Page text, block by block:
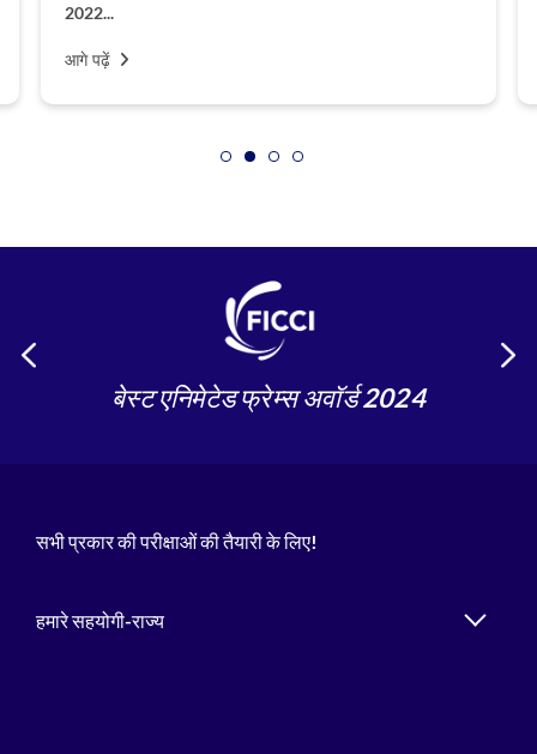
2022...
आगे पढ़ें
बेस्ट एनिमेटेड फ्रेम्स अवॉर्ड 2024
सभी प्रकार की परीक्षाओं की तैयारी के लिए!
हमारे सहयोगी-राज्य